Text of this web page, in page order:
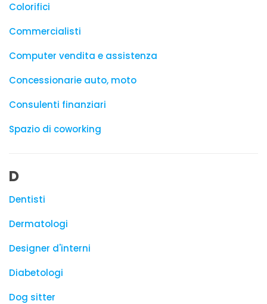
Colorifici
Commercialisti
Computer vendita e assistenza
Concessionarie auto, moto
Consulenti finanziari
Spazio di coworking
D
Dentisti
Dermatologi
Designer d'interni
Diabetologi
Dog sitter